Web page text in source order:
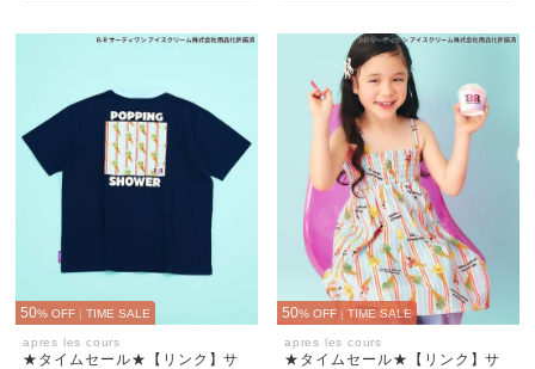
50% OFF | TIME SALE
apres les cours
★タイムセール★【リンク】サ
50% OFF | TIME SALE
apres les cours
★タイムセール★【リンク】サ